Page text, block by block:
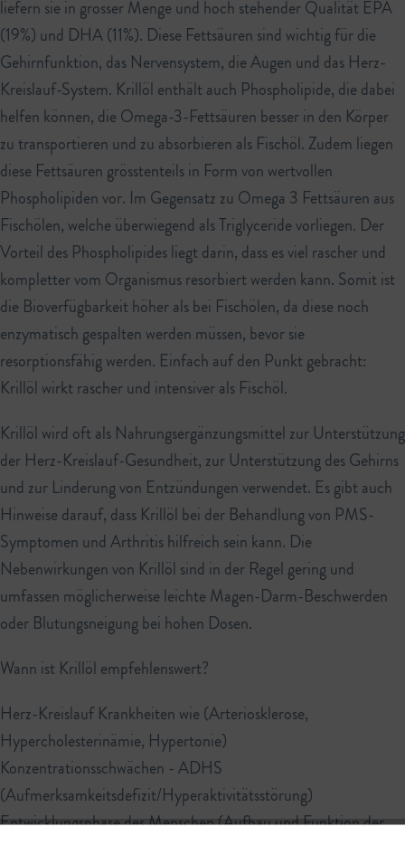
liefern sie in grosser Menge und hoch stehender Qualität EPA
(19%) und DHA (11%). Diese Fettsäuren sind wichtig für die
Gehirnfunktion, das Nervensystem, die Augen und das Herz-
Kreislauf-System. Krillöl enthält auch Phospholipide, die dabei
helfen können, die Omega-3-Fettsäuren besser in den Körper
zu transportieren und zu absorbieren als Fischöl. Zudem liegen
diese Fettsäuren grösstenteils in Form von wertvollen
Phospholipiden vor. Im Gegensatz zu Omega 3 Fettsäuren aus
Fischölen, welche überwiegend als Triglyceride vorliegen. Der
Vorteil des Phospholipides liegt darin, dass es viel rascher und
kompletter vom Organismus resorbiert werden kann. Somit ist
die Bioverfügbarkeit höher als bei Fischölen, da diese noch
enzymatisch gespalten werden müssen, bevor sie
resorptionsfähig werden. Einfach auf den Punkt gebracht:
Krillöl wirkt rascher und intensiver als Fischöl.
Krillöl wird oft als Nahrungsergänzungsmittel zur Unterstützung
der Herz-Kreislauf-Gesundheit, zur Unterstützung des Gehirns
und zur Linderung von Entzündungen verwendet. Es gibt auch
Hinweise darauf, dass Krillöl bei der Behandlung von PMS-
Symptomen und Arthritis hilfreich sein kann. Die
Nebenwirkungen von Krillöl sind in der Regel gering und
umfassen möglicherweise leichte Magen-Darm-Beschwerden
oder Blutungsneigung bei hohen Dosen.
Wann ist Krillöl empfehlenswert?
Herz-Kreislauf Krankheiten wie (Arteriosklerose,
Hypercholesterinämie, Hypertonie)
Konzentrationsschwächen - ADHS
(Aufmerksamkeitsdefizit/Hyperaktivitätsstörung)
Entwicklungsphase des Menschen (Aufbau und Funktion der